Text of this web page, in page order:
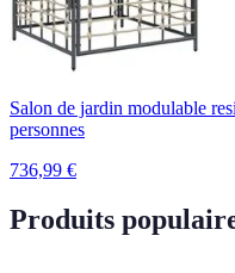
Salon de jardin modulable
personnes
736,99 €
Produits